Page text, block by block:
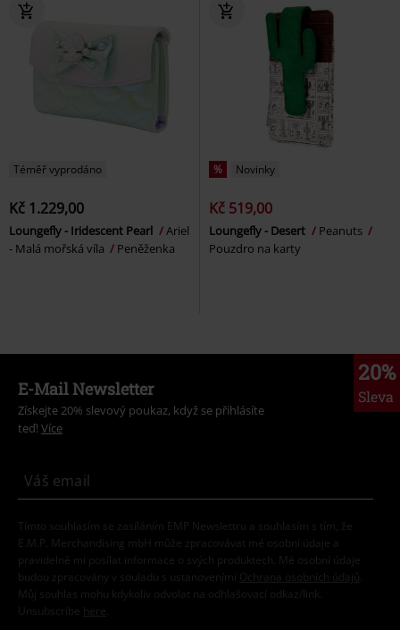
Téměř vyprodáno
Kč 1.229,00
Loungefly - Iridescent Pearl
Ariel
- Malá mořská víla
Peněženka
% Novinky
Kč 519,00
Loungefly - Desert
Peanuts
Pouzdro na karty
20%
Sleva
E-Mail Newsletter
Získejte 20% slevový poukaz, když se přihlásíte
teď! Více
Tímto souhlasím se zasíláním EMP Newslettru a souhlasím s tím, že
E.M.P. Merchandising mbH může zpracovávat mé osobní údaje a
pravidelně mi posílat informace o svých produktech. Mé osobní údaje
budou zpracovány v souladu s ustanoveními
Ochrana osobních údajů
Můj souhlas mohu kdykoliv odvolat na odhlašovací odkaz/link.
Unsubscribe here